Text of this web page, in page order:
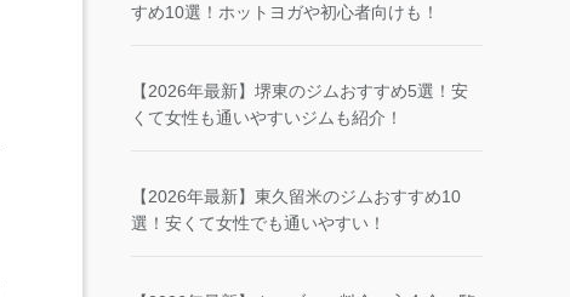
すめ10選！ホットヨガや初心者向けも！
【2026年最新】堺東のジムおすすめ5選！安
くて女性も通いやすいジムも紹介！
【2026年最新】東久留米のジムおすすめ10
選！安くて女性でも通いやすい！